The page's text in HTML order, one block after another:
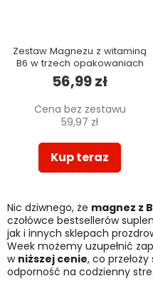
Zestaw Magnezu z witaminą
B6 w trzech opakowaniach
56,99 zł
Cena bez zestawu
59,97 zł
Kup teraz
Nic dziwnego, że magnez z
czołówce bestsellerów
jak i innych sklepach
Week możemy uzupełnić
w niższej cenie, co
odporność na codzienny